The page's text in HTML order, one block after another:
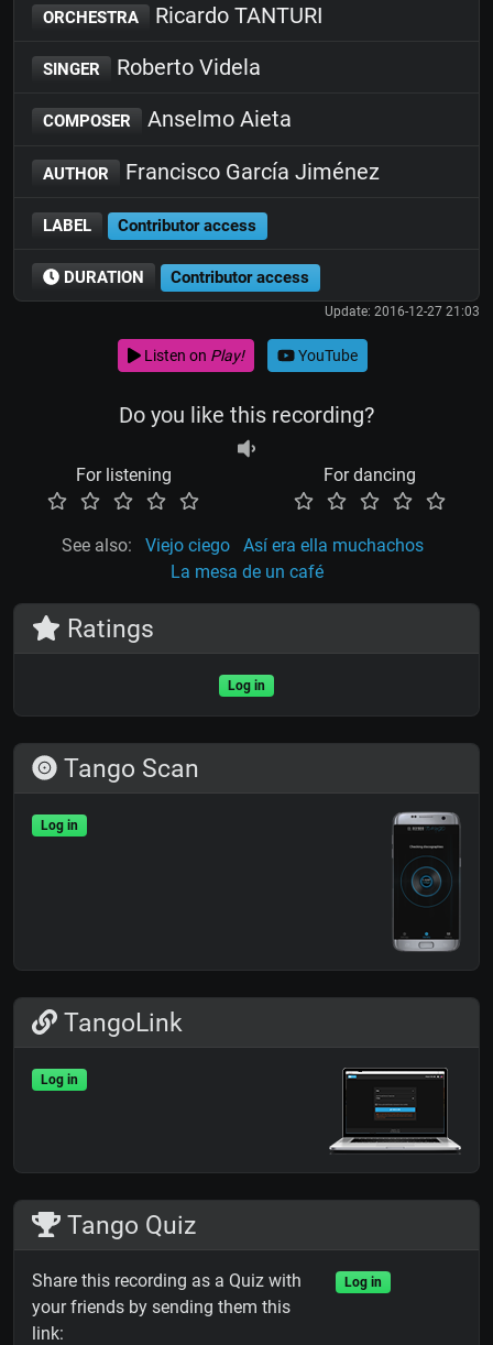
ORCHESTRA Ricardo TANTURI
SINGER Roberto Videla
COMPOSER Anselmo Aieta
AUTHOR Francisco García Jiménez
LABEL Contributor access
DURATION Contributor access
Update: 2016-12-27 21:03
Listen on Play! YouTube
Do you like this recording?
For listening For dancing
See also: Viejo ciego
Así era ella muchachos
La mesa de un café
Ratings
Log in
Tango Scan
Log in
TangoLink
Log in
Tango Quiz
Share this recording as a Quiz with
your friends by sending them this
link:
Log in